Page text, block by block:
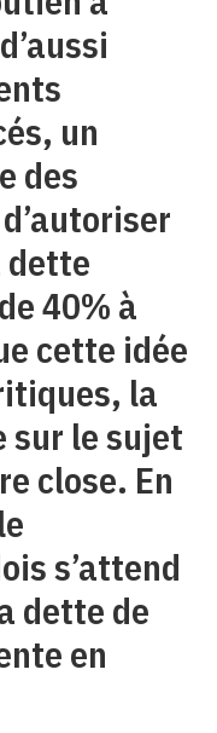
un
des
dette
40% à
cette idée
la
sur le sujet
close. En
s’attend
dette de
en